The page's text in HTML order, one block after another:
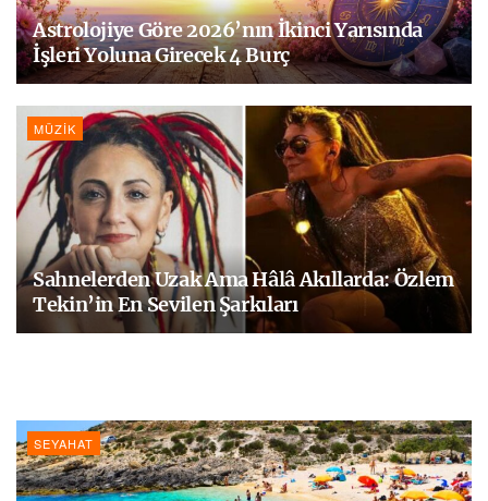
Astrolojiye Göre 2026’nın İkinci Yarısında
İşleri Yoluna Girecek 4 Burç
MÜZIK
Sahnelerden Uzak Ama Hâlâ Akıllarda: Özlem
Tekin’in En Sevilen Şarkıları
SEYAHAT